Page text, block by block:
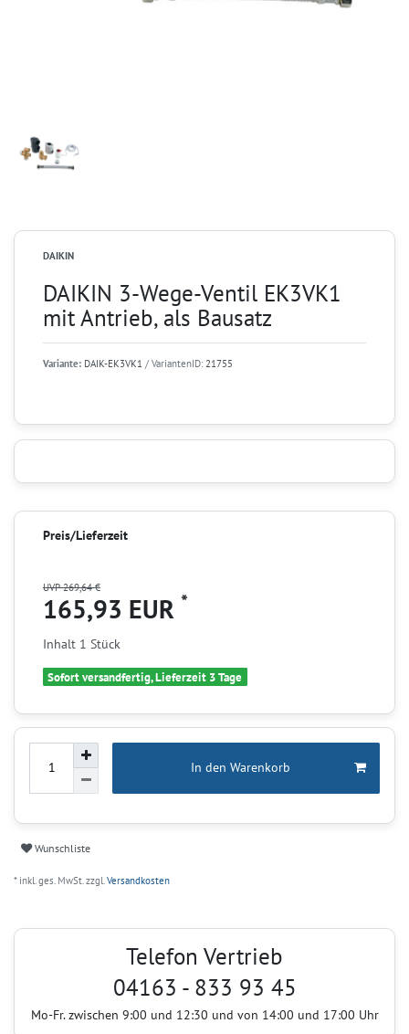
DAIKIN
DAIKIN 3-Wege-Ventil EK3VK1
mit Antrieb, als Bausatz
Variante: DAIK-EK3VK1 / VariantenID: 21755
Preis/Lieferzeit
UVP 269,64 €
165,93 EUR *
Inhalt 1 Stück
Sofort versandfertig, Lieferzeit 3 Tage
In den Warenkorb
Wunschliste
* inkl. ges. MwSt. zzgl.Versandkosten
Telefon Vertrieb
04163 - 833 93 45
Mo-Fr. zwischen 9:00 und 12:30 und von 14:00 und 17:00 Uhr